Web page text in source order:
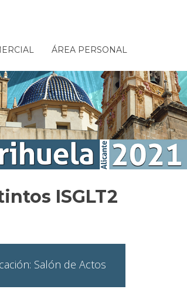
ÁREA PERSONAL
ISGLT2
Salón de Actos